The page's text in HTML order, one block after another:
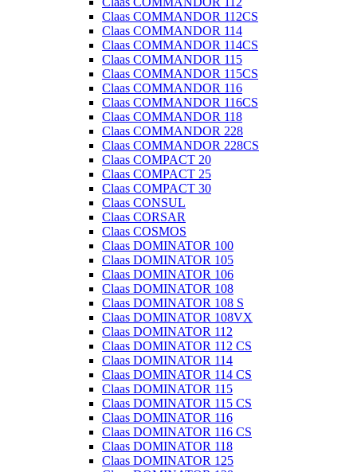
Claas COMMANDOR 112CS
Claas COMMANDOR 114
Claas COMMANDOR 114CS
Claas COMMANDOR 115
Claas COMMANDOR 115CS
Claas COMMANDOR 116
Claas COMMANDOR 116CS
Claas COMMANDOR 118
Claas COMMANDOR 228
Claas COMMANDOR 228CS
Claas COMPACT 20
Claas COMPACT 25
Claas COMPACT 30
Claas CONSUL
Claas CORSAR
Claas COSMOS
Claas DOMINATOR 100
Claas DOMINATOR 105
Claas DOMINATOR 106
Claas DOMINATOR 108
Claas DOMINATOR 108 S
Claas DOMINATOR 108VX
Claas DOMINATOR 112
Claas DOMINATOR 112 CS
Claas DOMINATOR 114
Claas DOMINATOR 114 CS
Claas DOMINATOR 115
Claas DOMINATOR 115 CS
Claas DOMINATOR 116
Claas DOMINATOR 116 CS
Claas DOMINATOR 118
Claas DOMINATOR 125